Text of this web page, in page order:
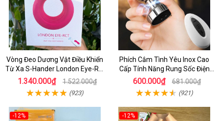
Vòng Đeo Dương Vật Điều Khiển
Từ Xa S-Hander London Eye-Rct
rung mạnh Kích Thích
1.340.000₫ 1.522.000₫
(923)
Phích Cắm Tình Yêu Inox Cao
Cấp Tính Năng Rung Sốc Điện
Có Remote
600.000₫ 681.000₫
(921)
-12%
-12%